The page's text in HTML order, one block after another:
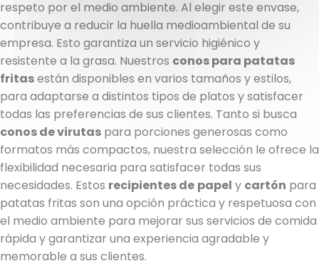
respeto por el medio ambiente. Al elegir este envase,
contribuye a reducir la huella medioambiental de su
empresa. Esto garantiza un servicio higiénico y
resistente a la grasa. Nuestros conos para patatas
fritasestán disponibles en varios tamaños y estilos,
para adaptarse a distintos tipos de platos y satisfacer
todas las preferencias de sus clientes. Tanto si busca
conos de virutas para porciones generosas como
formatos más compactos, nuestra selección le ofrece la
flexibilidad necesaria para satisfacer todas sus
necesidades. Estos recipientes de papel y cartón para
patatas fritas son una opción práctica y respetuosa con
el medio ambiente para mejorar sus servicios de comida
rápida y garantizar una experiencia agradable y
memorable a sus clientes.